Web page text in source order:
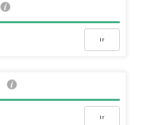
Ir
Ir